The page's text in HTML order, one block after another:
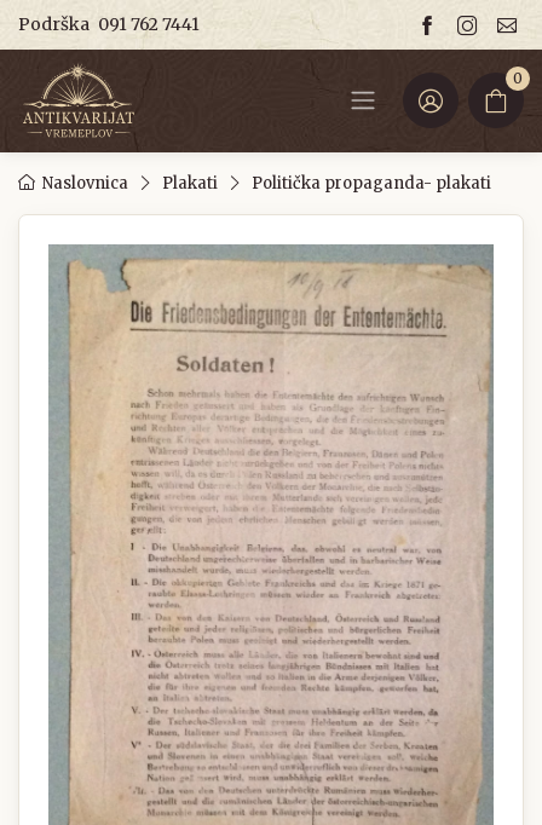
Podrška 091 762 7441
0
Naslovnica Plakati Politička propaganda- plakati